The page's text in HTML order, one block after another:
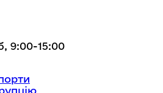
9:00-15:00